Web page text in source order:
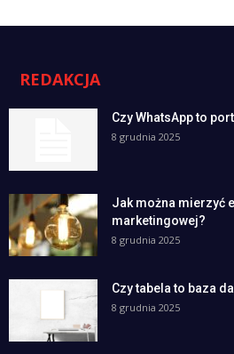
REDAKCJA
Czy WhatsApp to
8 grudnia 2025
Jak można mierzyć
marketingowej?
8 grudnia 2025
Czy tabela to baza
8 grudnia 2025